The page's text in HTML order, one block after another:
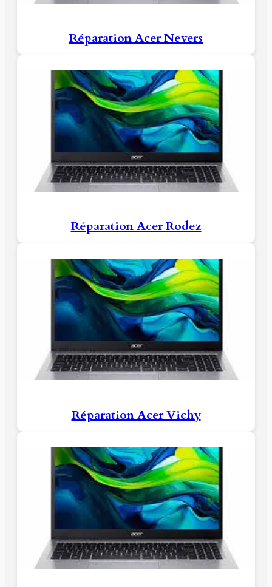
Réparation Acer Nevers
Réparation Acer Rodez
Réparation Acer Vichy